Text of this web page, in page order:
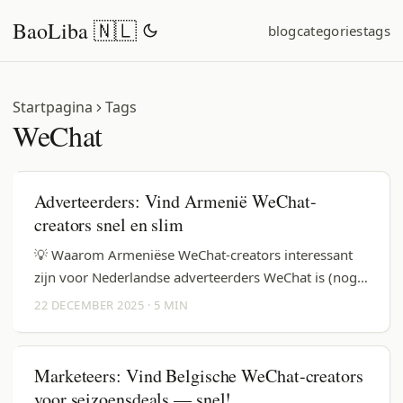
BaoLiba 🇳🇱 blogcategoriestags
Startpagina Tags
WeChat
Adverteerders: Vind Armenië WeChat-
creators snel en slim
💡 Waarom Armeniëse WeChat-creators interessant
zijn voor Nederlandse adverteerders WeChat is (nog
steeds) een krachtig ecosysteem voor content,
China creatieve samenwerkingen opzetten. Voor
Nederlandse merken die Armenië, de regio-armen of
de Armeniëse diaspora willen bereiken is het vaak
22 DECEMBER 2025 · 5 MIN
Marketeers: Vind Belgische WeChat-creators